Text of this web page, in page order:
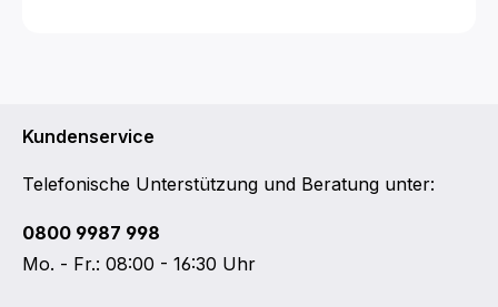
Kundenservice
Telefonische Unterstützung und Beratung unter:
0800 9987 998
Mo. - Fr.: 08:00 - 16:30 Uhr